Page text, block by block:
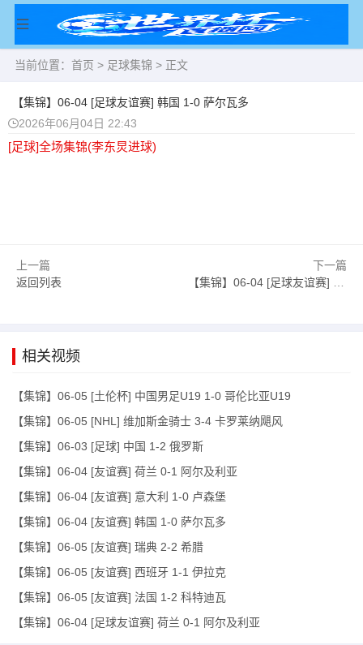
当前位置： 首页 > 足球集锦 > 正文
【集锦】06-04 [足球友谊赛] 韩国 1-0 萨尔瓦多
2026年06月04日 22:43
[足球]全场集锦(李东炅进球)
上一篇
返回列表
下一篇
【集锦】06-04 [足球友谊赛] 卢森堡 0-1 意大利
相关视频
【集锦】06-05 [土伦杯] 中国男足U19 1-0 哥伦比亚U19
【集锦】06-05 [NHL] 维加斯金骑士 3-4 卡罗莱纳飓风
【集锦】06-03 [足球] 中国 1-2 俄罗斯
【集锦】06-04 [友谊赛] 荷兰 0-1 阿尔及利亚
【集锦】06-04 [友谊赛] 意大利 1-0 卢森堡
【集锦】06-04 [友谊赛] 韩国 1-0 萨尔瓦多
【集锦】06-05 [友谊赛] 瑞典 2-2 希腊
【集锦】06-05 [友谊赛] 西班牙 1-1 伊拉克
【集锦】06-05 [友谊赛] 法国 1-2 科特迪瓦
【集锦】06-04 [足球友谊赛] 荷兰 0-1 阿尔及利亚